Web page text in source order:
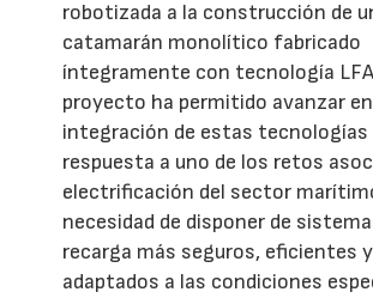
robotizada a la construcción de
catamarán monolítico fabricado
íntegramente con tecnología
proyecto ha permitido avanzar
integración de estas tecnologías
respuesta a uno de los retos
electrificación del sector
necesidad de disponer de
recarga más seguros, eficientes y
adaptados a las condiciones